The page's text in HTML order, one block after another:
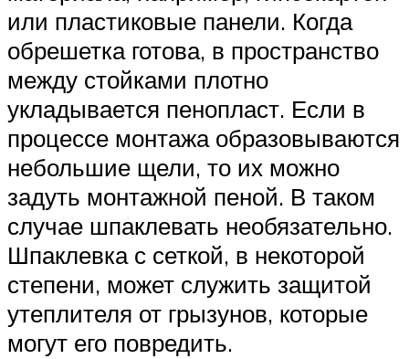
или пластиковые панели. Когда
обрешетка готова, в пространство
между стойками плотно
укладывается пенопласт. Если в
процессе монтажа образовываются
небольшие щели, то их можно
задуть монтажной пеной. В таком
случае шпаклевать необязательно.
Шпаклевка с сеткой, в некоторой
степени, может служить защитой
утеплителя от грызунов, которые
могут его повредить.